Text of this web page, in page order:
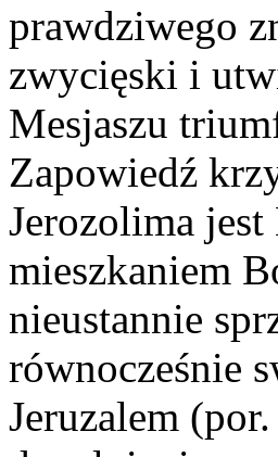
prawdziwego
zwycięski i
Mesjaszu
Zapowiedź
Jerozolima
mieszkaniem
nieustannie
równocześnie
Jeruzalem